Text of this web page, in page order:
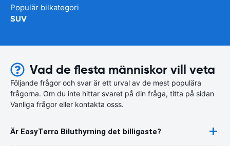
Populär bilkategori
SUV
Vad de flesta människor vill veta
Följande frågor och svar är ett urval av de mest populära
frågorna. Om du inte hittar svaret på din fråga, titta på sidan
Vanliga frågor eller kontakta osss.
Är EasyTerra Biluthyrning det billigaste?